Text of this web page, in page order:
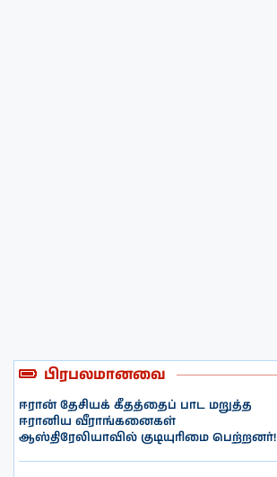
பிரபலமானவை
ஈரான் தேசியக் கீதத்தைப் பாட மறுத்த
ஈரானிய வீராங்கனைகள்
ஆஸ்திரேலியாவில் குடியுரிமை பெற்றனர்!